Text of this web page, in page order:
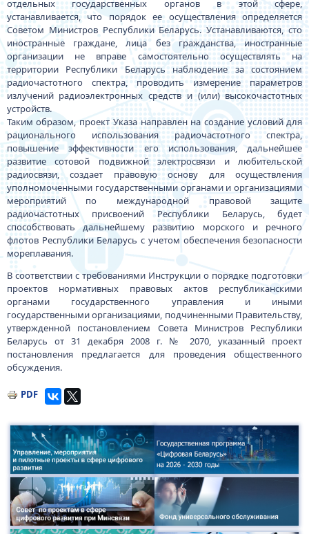
отдельных государственных органов в этой сфере,
устанавливается, что порядок ее осуществления определяется
Советом Министров Республики Беларусь. Устанавливаются, сто
иностранные граждане, лица без гражданства, иностранные
организации не вправе самостоятельно осуществлять на
территории Республики Беларусь наблюдение за состоянием
радиочастотного спектра, проводить измерение параметров
излучений радиоэлектронных средств и (или) высокочастотных
устройств.
Таким образом, проект Указа направлен на создание условий для
рационального использования радиочастотного спектра,
повышение эффективности его использования, дальнейшее
развитие сотовой подвижной электросвязи и любительской
радиосвязи, создает правовую основу для осуществления
уполномоченными государственными органами и организациями
мероприятий по международной правовой защите
радиочастотных присвоений Республики Беларусь, будет
способствовать дальнейшему развитию морского и речного
флотов Республики Беларусь с учетом обеспечения безопасности
мореплавания.
В соответствии с требованиями Инструкции о порядке подготовки
проектов нормативных правовых актов республиканскими
органами государственного управления и иными
государственными организациями, подчиненными Правительству,
утвержденной постановлением Совета Министров Республики
Беларусь от 31 декабря 2008 г. № 2070, указанный проект
постановления предлагается для проведения общественного
обсуждения.
PDF